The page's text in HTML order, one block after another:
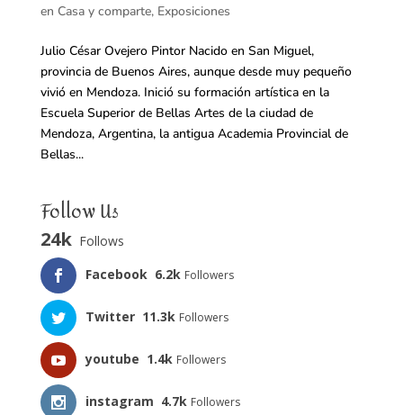
en Casa y comparte, Exposiciones
Julio César Ovejero Pintor Nacido en San Miguel,
provincia de Buenos Aires, aunque desde muy pequeño
vivió en Mendoza. Inició su formación artística en la
Escuela Superior de Bellas Artes de la ciudad de
Mendoza, Argentina, la antigua Academia Provincial de
Bellas...
Follow Us
24k Follows
Facebook 6.2k Followers
Twitter 11.3k Followers
youtube 1.4k Followers
instagram 4.7k Followers